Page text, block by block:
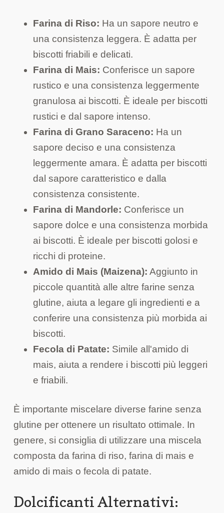
Farina di Riso: Ha un sapore neutro e
una consistenza leggera. È adatta per
biscotti friabili e delicati.
Farina di Mais: Conferisce un sapore
rustico e una consistenza leggermente
granulosa ai biscotti. È ideale per biscotti
rustici e dal sapore intenso.
Farina di Grano Saraceno: Ha un
sapore deciso e una consistenza
leggermente amara. È adatta per biscotti
dal sapore caratteristico e dalla
consistenza consistente.
Farina di Mandorle: Conferisce un
sapore dolce e una consistenza morbida
ai biscotti. È ideale per biscotti golosi e
ricchi di proteine.
Amido di Mais (Maizena): Aggiunto in
piccole quantità alle altre farine senza
glutine, aiuta a legare gli ingredienti e a
conferire una consistenza più morbida ai
biscotti.
Fecola di Patate: Simile all'amido di
mais, aiuta a rendere i biscotti più leggeri
e friabili.
È importante miscelare diverse farine senza
glutine per ottenere un risultato ottimale. In
genere, si consiglia di utilizzare una miscela
composta da farina di riso, farina di mais e
amido di mais o fecola di patate.
Dolcificanti Alternativi: